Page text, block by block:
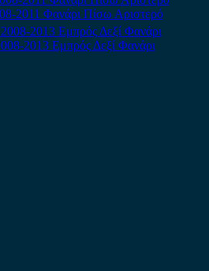
2011 Φανάρι Πίσω Αριστερό
2013 Εμπρός Δεξί Φανάρι